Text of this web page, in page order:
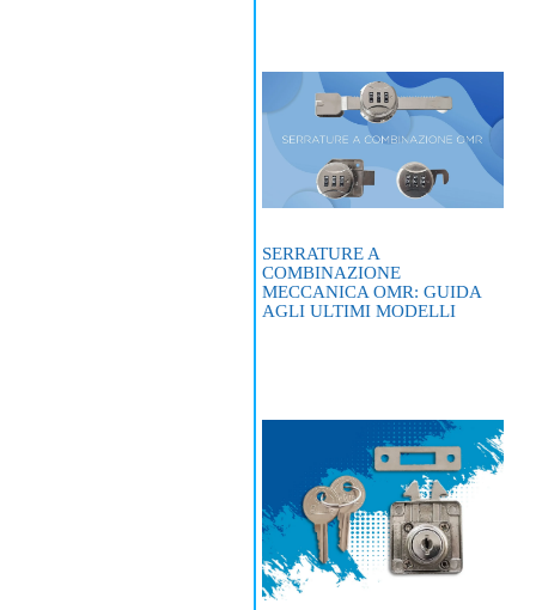
SERRATURE A
COMBINAZIONE
MECCANICA OMR: GUIDA
AGLI ULTIMI MODELLI